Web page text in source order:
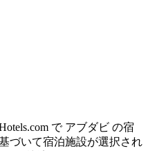
で アブダビ の宿
づいて宿泊施設が選択され